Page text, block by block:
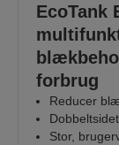
EcoTank
forbrug
Reducer
Stor,